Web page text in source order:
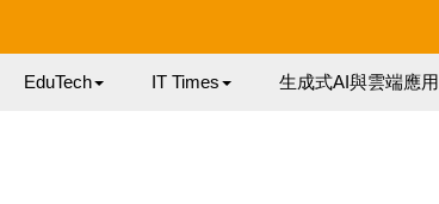
EduTech IT Times 生成式AI與雲端應用